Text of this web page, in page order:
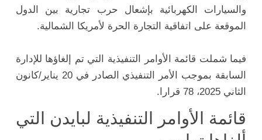
والسيارات الكهربائية بإشعال حرب تجارية بين الدول
الموقعة على اتفاقية التجارة الحرة لأمريكا الشمالية.
فيما شملت قائمة الأوامر التنفيذية التي تم إلغاؤها للإدارة
السابقة بموجب الأمر التنفيذي الصادر في 20 يناير/كانون
الثاني 2025، 78 قرارا.
قائمة الأوامر التنفيذية لبايدن التي